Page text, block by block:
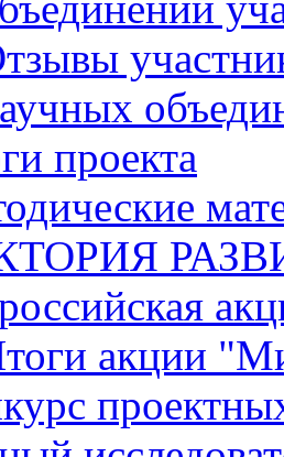
проекта
акции